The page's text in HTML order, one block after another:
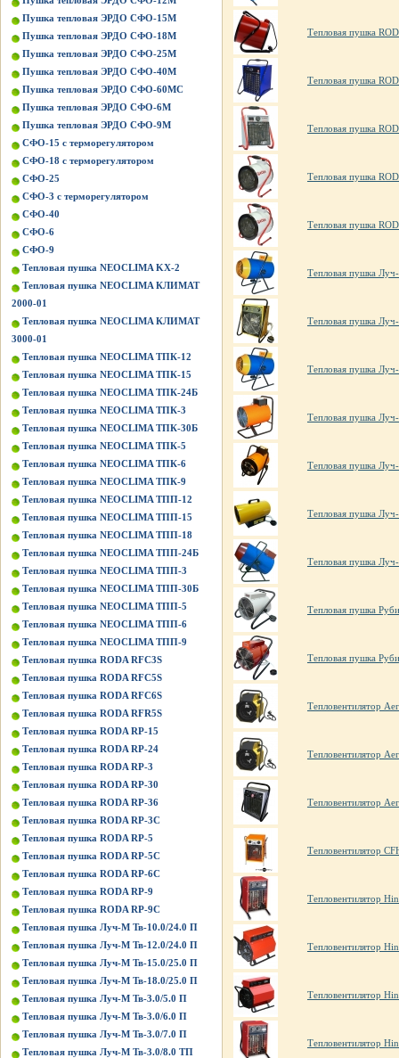
Пушка тепловая ЭРДО СФО-15М
Пушка тепловая ЭРДО СФО-18М
Пушка тепловая ЭРДО СФО-25М
Пушка тепловая ЭРДО СФО-40М
Пушка тепловая ЭРДО СФО-60МС
Пушка тепловая ЭРДО СФО-6М
Пушка тепловая ЭРДО СФО-9М
СФО-15 с терморегулятором
СФО-18 с терморегулятором
СФО-25
СФО-3 с терморегулятором
СФО-40
СФО-6
СФО-9
Тепловая пушка NEOCLIMA KХ-2
Тепловая пушка NEOCLIMA КЛИМАТ
2000-01
Тепловая пушка NEOCLIMA КЛИМАТ
3000-01
Тепловая пушка NEOCLIMA ТПК-12
Тепловая пушка NEOCLIMA ТПК-15
Тепловая пушка NEOCLIMA ТПК-24Б
Тепловая пушка NEOCLIMA ТПК-3
Тепловая пушка NEOCLIMA ТПК-30Б
Тепловая пушка NEOCLIMA ТПК-5
Тепловая пушка NEOCLIMA ТПК-6
Тепловая пушка NEOCLIMA ТПК-9
Тепловая пушка NEOCLIMA ТПП-12
Тепловая пушка NEOCLIMA ТПП-15
Тепловая пушка NEOCLIMA ТПП-18
Тепловая пушка NEOCLIMA ТПП-24Б
Тепловая пушка NEOCLIMA ТПП-3
Тепловая пушка NEOCLIMA ТПП-30Б
Тепловая пушка NEOCLIMA ТПП-5
Тепловая пушка NEOCLIMA ТПП-6
Тепловая пушка NEOCLIMA ТПП-9
Тепловая пушка RODA RFC3S
Тепловая пушка RODA RFC5S
Тепловая пушка RODA RFC6S
Тепловая пушка RODA RFR5S
Тепловая пушка RODA RP-15
Тепловая пушка RODA RP-24
Тепловая пушка RODA RP-3
Тепловая пушка RODA RP-30
Тепловая пушка RODA RP-36
Тепловая пушка RODA RP-3C
Тепловая пушка RODA RP-5
Тепловая пушка RODA RP-5C
Тепловая пушка RODA RP-6C
Тепловая пушка RODA RP-9
Тепловая пушка RODA RP-9C
Тепловая пушка Луч-М Тв-10.0/24.0 П
Тепловая пушка Луч-М Тв-12.0/24.0 П
Тепловая пушка Луч-М Тв-15.0/25.0 П
Тепловая пушка Луч-М Тв-18.0/25.0 П
Тепловая пушка Луч-М Тв-3.0/5.0 П
Тепловая пушка Луч-М Тв-3.0/6.0 П
Тепловая пушка Луч-М Тв-3.0/7.0 П
Тепловая пушка Луч-М Тв-3.0/8.0 ТП
Тепловая пушка
Тепловая пушка
Тепловая пушка
Тепловая пушка
Тепловая пушка
Тепловая пушка
Тепловая пушка
Тепловая пушка
Тепловая пушка
Тепловая пушка
Тепловая пушка
Тепловая пушка
Тепловая пушка
Тепловая пушка
Тепловентилятор
Тепловентилятор
Тепловентилятор
Тепловентилятор
Тепловентилятор
Тепловентилятор
Тепловентилятор
Тепловентилятор